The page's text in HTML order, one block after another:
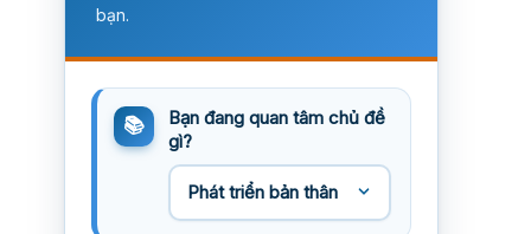
bạn.
Bạn đang quan tâm chủ đề
gì?